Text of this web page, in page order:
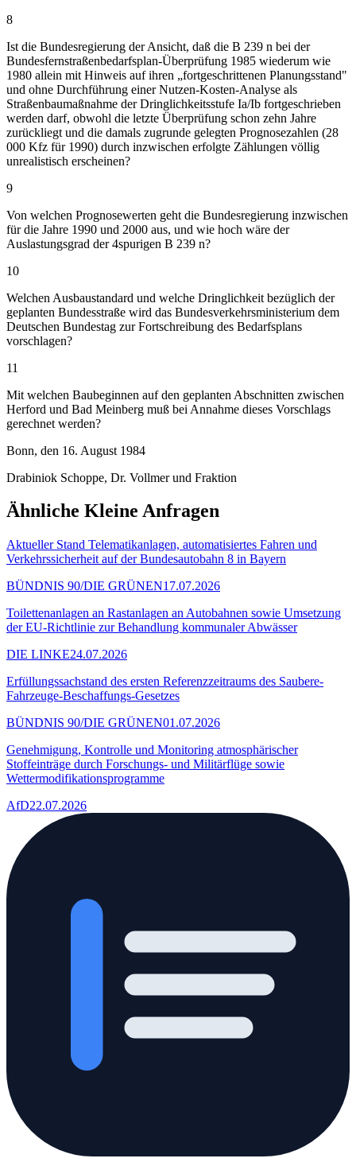
8
Ist die Bundesregierung der Ansicht, daß die B 239 n bei der
Bundesfernstraßenbedarfsplan-Überprüfung 1985 wiederum wie
1980 allein mit Hinweis auf ihren „fortgeschrittenen Planungsstand"
und ohne Durchführung einer Nutzen-Kosten-Analyse als
Straßenbaumaßnahme der Dringlichkeitsstufe Ia/Ib fortgeschrieben
werden darf, obwohl die letzte Überprüfung schon zehn Jahre
zurückliegt und die damals zugrunde gelegten Prognosezahlen (28
000 Kfz für 1990) durch inzwischen erfolgte Zählungen völlig
unrealistisch erscheinen?
9
Von welchen Prognosewerten geht die Bundesregierung inzwischen
für die Jahre 1990 und 2000 aus, und wie hoch wäre der
Auslastungsgrad der 4spurigen B 239 n?
10
Welchen Ausbaustandard und welche Dringlichkeit bezüglich der
geplanten Bundesstraße wird das Bundesverkehrsministerium dem
Deutschen Bundestag zur Fortschreibung des Bedarfsplans
vorschlagen?
11
Mit welchen Baubeginnen auf den geplanten Abschnitten zwischen
Herford und Bad Meinberg muß bei Annahme dieses Vorschlags
gerechnet werden?
Bonn, den 16. August 1984
Drabiniok Schoppe, Dr. Vollmer und Fraktion
Ähnliche Kleine Anfragen
Aktueller Stand Telematikanlagen, automatisiertes Fahren und
Verkehrssicherheit auf der Bundesautobahn 8 in Bayern
BÜNDNIS 90/DIE GRÜNEN17.07.2026
Toilettenanlagen an Rastanlagen an Autobahnen sowie Umsetzung
der EU-Richtlinie zur Behandlung kommunaler Abwässer
DIE LINKE24.07.2026
Erfüllungssachstand des ersten Referenzzeitraums des Saubere-
Fahrzeuge-Beschaffungs-Gesetzes
BÜNDNIS 90/DIE GRÜNEN01.07.2026
Genehmigung, Kontrolle und Monitoring atmosphärischer
Stoffeinträge durch Forschungs- und Militärflüge sowie
Wettermodifikationsprogramme
AfD22.07.2026